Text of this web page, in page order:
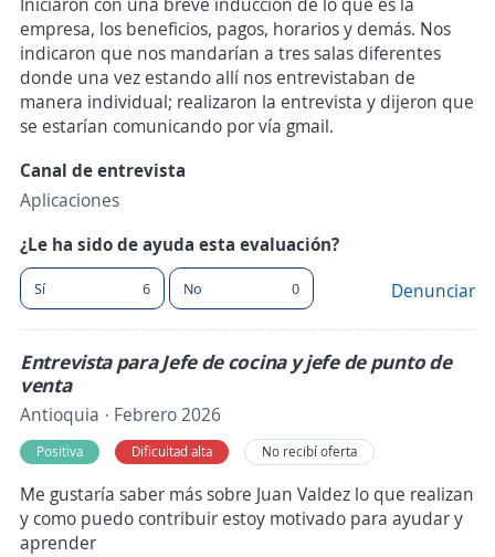
empresa, los beneficios, pagos, horarios y demás. Nos
indicaron que nos mandarían a tres salas diferentes
donde una vez estando allí nos entrevistaban de
manera individual; realizaron la entrevista y dijeron que
se estarían comunicando por vía gmail.
Canal de entrevista
Aplicaciones
¿Le ha sido de ayuda esta evaluación?
Sí 6 No 0 Denunciar
Entrevista para Jefe de cocina y jefe de punto de
venta
Antioquia · Febrero 2026
Positiva Dificultad alta No recibí oferta
Me gustaría saber más sobre Juan Valdez lo que realizan
y como puedo contribuir estoy motivado para ayudar y
aprender